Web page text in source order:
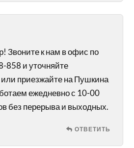
Звоните к нам в офис по
858 и уточняйте
приезжайте на Пушкина
ежедневно с 10-00
без перерыва и выходных.
ОТВЕТИТЬ